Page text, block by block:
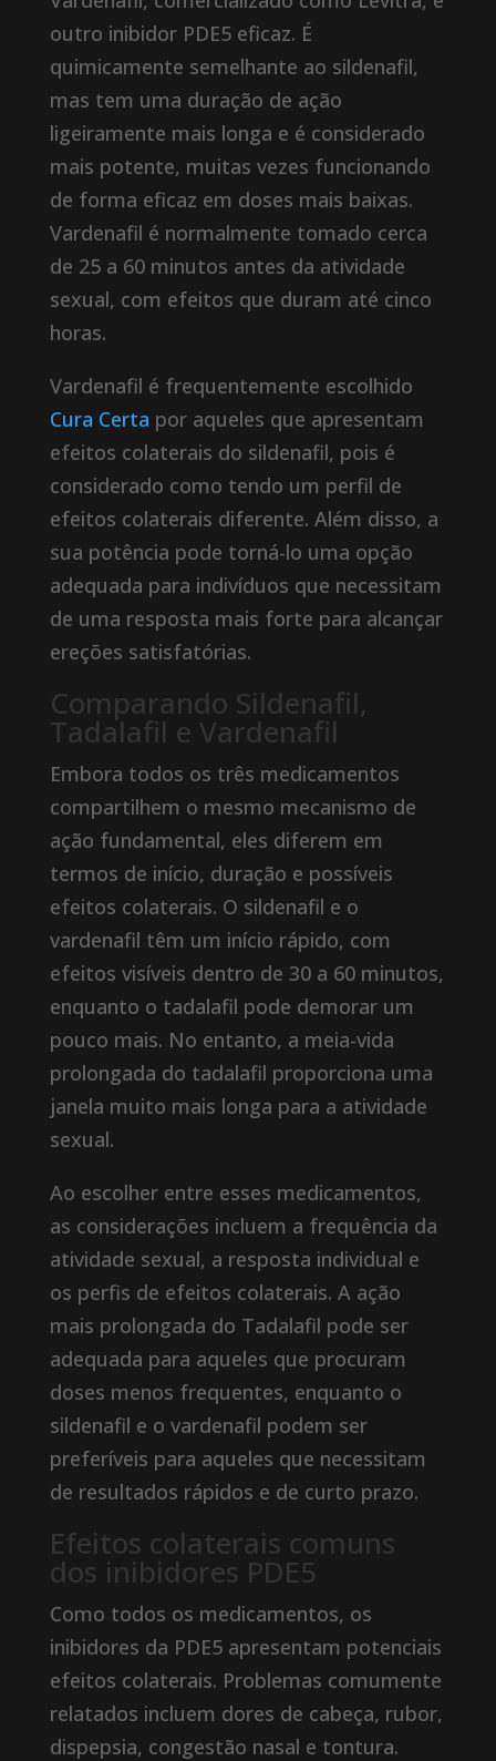
outro inibidor PDE5 eficaz. É
quimicamente semelhante ao sildenafil,
mas tem uma duração de ação
ligeiramente mais longa e é considerado
mais potente, muitas vezes funcionando
de forma eficaz em doses mais baixas.
Vardenafil é normalmente tomado cerca
de 25 a 60 minutos antes da atividade
sexual, com efeitos que duram até cinco
horas.
Vardenafil é frequentemente escolhido
Cura Certa por aqueles que apresentam
efeitos colaterais do sildenafil, pois é
considerado como tendo um perfil de
efeitos colaterais diferente. Além disso, a
sua potência pode torná-lo uma opção
adequada para indivíduos que necessitam
de uma resposta mais forte para alcançar
ereções satisfatórias.
Comparando Sildenafil,
Tadalafil e Vardenafil
Embora todos os três medicamentos
compartilhem o mesmo mecanismo de
ação fundamental, eles diferem em
termos de início, duração e possíveis
efeitos colaterais. O sildenafil e o
vardenafil têm um início rápido, com
efeitos visíveis dentro de 30 a 60 minutos,
enquanto o tadalafil pode demorar um
pouco mais. No entanto, a meia-vida
prolongada do tadalafil proporciona uma
janela muito mais longa para a atividade
sexual.
Ao escolher entre esses medicamentos,
as considerações incluem a frequência da
atividade sexual, a resposta individual e
os perfis de efeitos colaterais. A ação
mais prolongada do Tadalafil pode ser
adequada para aqueles que procuram
doses menos frequentes, enquanto o
sildenafil e o vardenafil podem ser
preferíveis para aqueles que necessitam
de resultados rápidos e de curto prazo.
Efeitos colaterais comuns
dos inibidores PDE5
Como todos os medicamentos, os
inibidores da PDE5 apresentam potenciais
efeitos colaterais. Problemas comumente
relatados incluem dores de cabeça, rubor,
dispepsia, congestão nasal e tontura.